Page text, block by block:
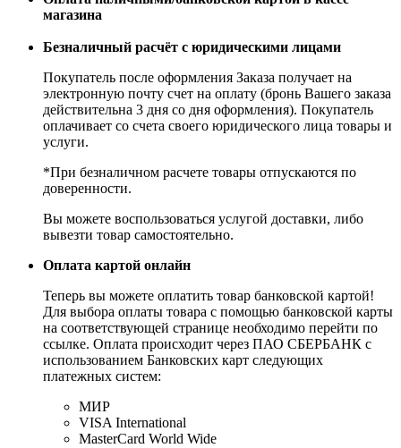
магазина
Безналичный расчёт с юридическими лицами
Покупатель после оформления Заказа получает на
электронную почту счет на оплату (бронь Вашего заказа
действительна 3 дня со дня оформления). Покупатель
оплачивает со счета своего юридического лица товары и
услуги.
*При безналичном расчете товары отпускаются по
доверенности.
Вы можете воспользоваться услугой доставки, либо
вывезти товар самостоятельно.
Оплата картой онлайн
Теперь вы можете оплатить товар банковской картой!
Для выбора оплаты товара с помощью банковской карты
на соответствующей странице необходимо перейти по
ссылке. Оплата происходит через ПАО СБЕРБАНК с
использованием Банковских карт следующих
платежных систем:
МИР
VISA International
MasterCard World Wide